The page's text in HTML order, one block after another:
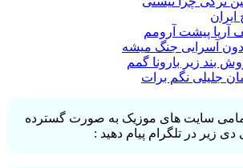
ایران
آریا پیشت آرومم
آسرایی جنگ میشه
بند زیر بارونا گمم
جلیلی نگم برات
سایت های موزیک به صورت گسترده
دی زیر در تلگرام پیام دهید :